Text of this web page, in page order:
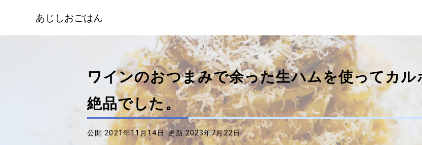
あじしおごはん
ワインのおつまみで余った生ハムを使ってカ
絶品でした。
公開:2021年11月14日 更新:2023年7月22日